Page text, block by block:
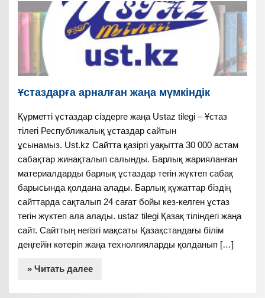
Ұстаздарға арналған жаңа мүмкіндік
Құрметті ұстаздар сіздерге жаңа Ustaz tilegi – Ұстаз
тілегі Республикалық ұстаздар сайтын
ұсынамыз. Ust.kz Сайтта қазіргі уақытта 30 000 астам
сабақтар жинақталып салынды. Барлық жарияланған
материалдарды барлық ұстаздар тегін жүктеп сабақ
барысында қолдана алады. Барлық құжаттар біздің
сайттарда сақталып 24 сағат бойы кез-келген ұстаз
тегін жүктеп ала алады. ustaz tilegi Қазақ тіліндегі жаңа
сайт. Сайттың негізгі мақсаты Қазақстандағы білім
деңгейін көтеріп жаңа технолгияларды қолданып […]
» Читать далее